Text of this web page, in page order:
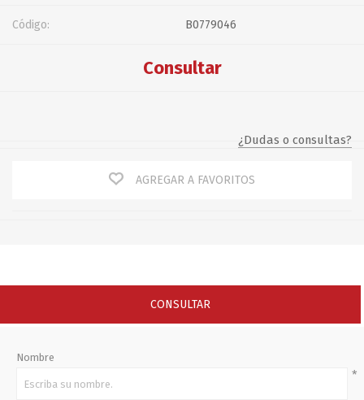
Código: B0779046
Consultar
¿Dudas o consultas?
AGREGAR A FAVORITOS
CONSULTAR
Nombre
*